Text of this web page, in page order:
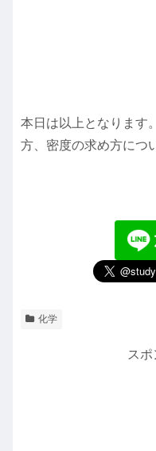
本日は以上となります
方、密度の求め方につ
化学
スポ